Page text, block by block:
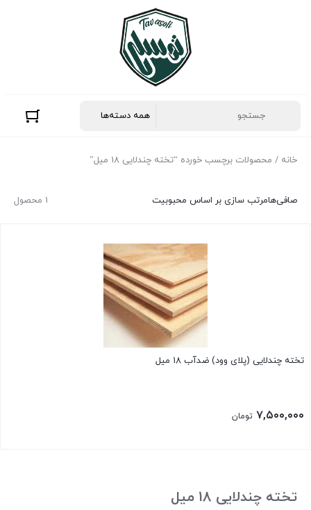
خانه / محصولات برچسب خورده “تخته چندلایی 18 میل”
1 محصول صافی‌هامرتب سازی بر اساس محبوبیت
تخته چندلایی (پلای وود) ضدآب 18 میل
۷,۵۰۰,۰۰۰ تومان
تخته چندلایی 18 میل